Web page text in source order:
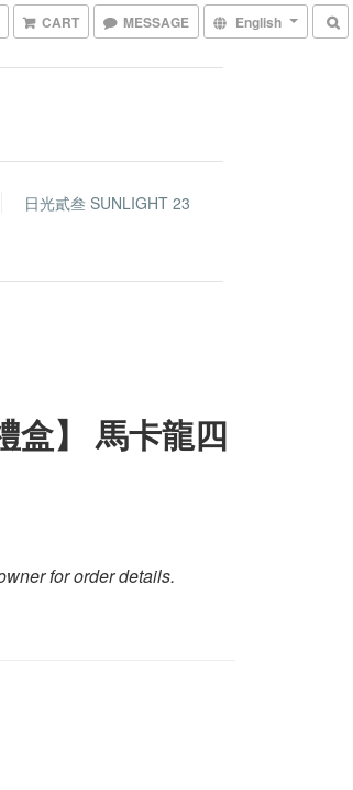
CART MESSAGE English
日光貳叁 SUNLIGHT 23
盒】 馬卡龍四
for order details.